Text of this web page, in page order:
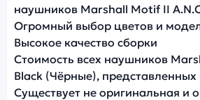
наушников Marshall Motif II
Огромный выбор цветов и
Высокое качество сборки
Стоимость всех наушников
Black (Чёрные), представленных
Существует не оригинальная и